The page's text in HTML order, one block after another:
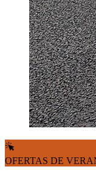
OFERTAS DE